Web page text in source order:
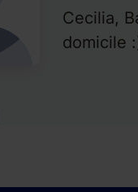
Cecilia,
domicile